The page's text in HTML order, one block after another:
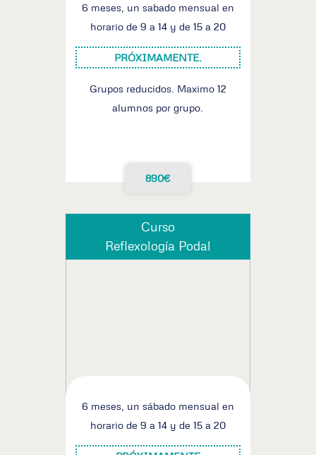
6 meses, un sabado mensual en
horario de 9 a 14 y de 15 a 20
PRÓXIMAMENTE.
Grupos reducidos. Maximo 12
alumnos por grupo.
890€
Curso
Reflexología Podal
6 meses, un sábado mensual en
horario de 9 a 14 y de 15 a 20